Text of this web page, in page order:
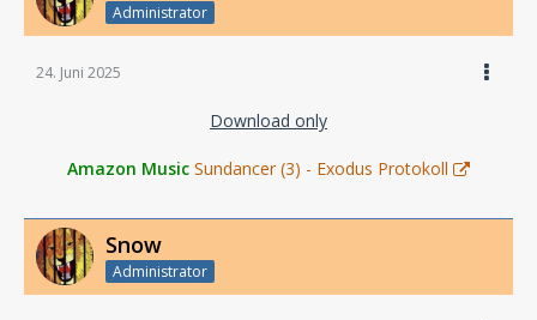
Administrator
24. Juni 2025
Download only
Amazon Music Sundancer (3) - Exodus Protokoll
Snow
Administrator